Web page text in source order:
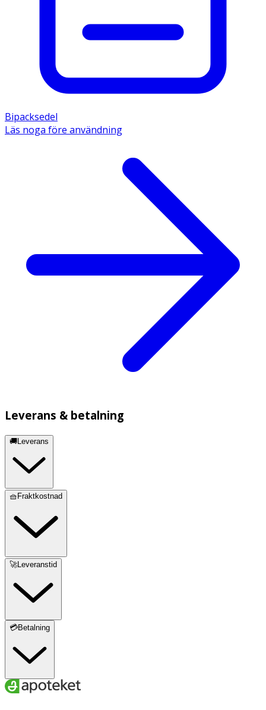
Bipacksedel
Läs noga före användning
Leverans & betalning
🚚Leverans
🧺Fraktkostnad
🚀Leveranstid
💳Betalning